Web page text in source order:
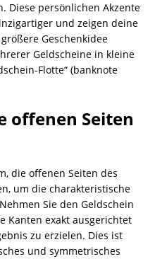
Diese persönlichen Akzente
und zeigen deine
Geschenkidee
Geldscheine in kleine
Flotte“ (banknote
offenen Seiten
die offenen Seiten des
um die charakteristische
Sie den Geldschein
Kanten exakt ausgerichtet
zu erzielen. Dies ist
und symmetrisches